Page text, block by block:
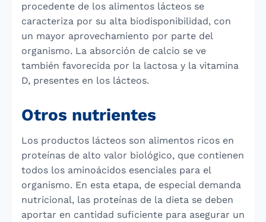
procedente de los alimentos lácteos se
caracteriza por su alta biodisponibilidad, con
un mayor aprovechamiento por parte del
organismo. La absorción de calcio se ve
también favorecida por la lactosa y la vitamina
D, presentes en los lácteos.
Otros nutrientes
Los productos lácteos son alimentos ricos en
proteínas de alto valor biológico, que contienen
todos los aminoácidos esenciales para el
organismo. En esta etapa, de especial demanda
nutricional, las proteínas de la dieta se deben
aportar en cantidad suficiente para asegurar un